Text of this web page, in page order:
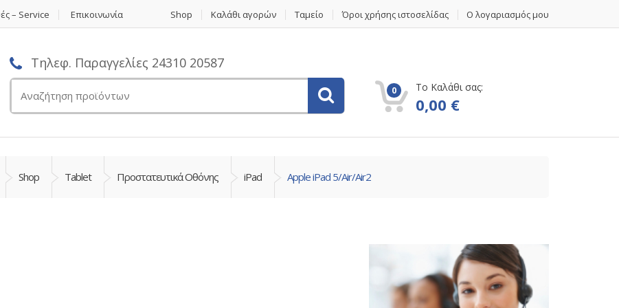
– Service Επικοινωνία Shop Καλάθι αγορών Ταμείο Όροι χρήσης ιστοσελίδας Ο λογαριασμός μου
Τηλεφ. Παραγγελίες 24310 20587
για:
0 Το Καλάθι σας:
0,00 €
Shop Tablet Προστατευτικά Οθόνης iPad Apple iPad 5/Air/Air2